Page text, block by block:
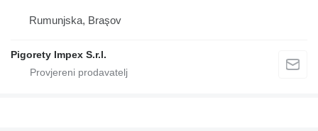
Rumunjska, Braşov
Pigorety Impex S.r.l.